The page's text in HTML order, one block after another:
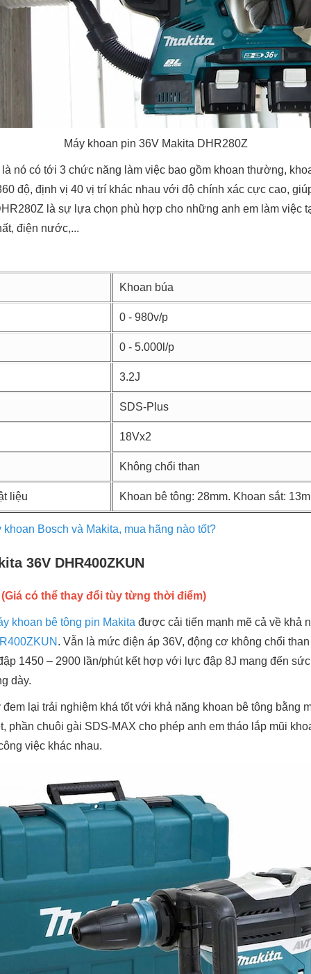
Máy khoan pin 36V Makita DHR280Z
nó có tới 3 chức năng làm việc bao gồm khoan thường,
độ, định vị 40 vị trí khác nhau với độ chính xác cực cao,
là sự lựa chọn phù hợp cho những anh em làm việc
điện nước,...
Khoan búa
0 - 980v/p
0 - 5.000l/p
3.2J
SDS-Plus
18Vx2
Không chổi than
liệu Khoan bê tông: 28mm. Khoan sắt:
khoan Bosch và Makita, mua hãng nào tốt?
36V DHR400ZKUN
có thể thay đổi tùy từng thời điểm)
khoan bê tông pin Makita được cải tiến mạnh mẽ cả về khả
. Vẫn là mức điện áp 36V, động cơ không chổi
1450 – 2900 lần/phút kết hợp với lực đập 8J mang đến
dày.
lại trải nghiệm khá tốt với khả năng khoan bê tông bằng
phần chuôi gài SDS-MAX cho phép anh em tháo lắp mũi
việc khác nhau.